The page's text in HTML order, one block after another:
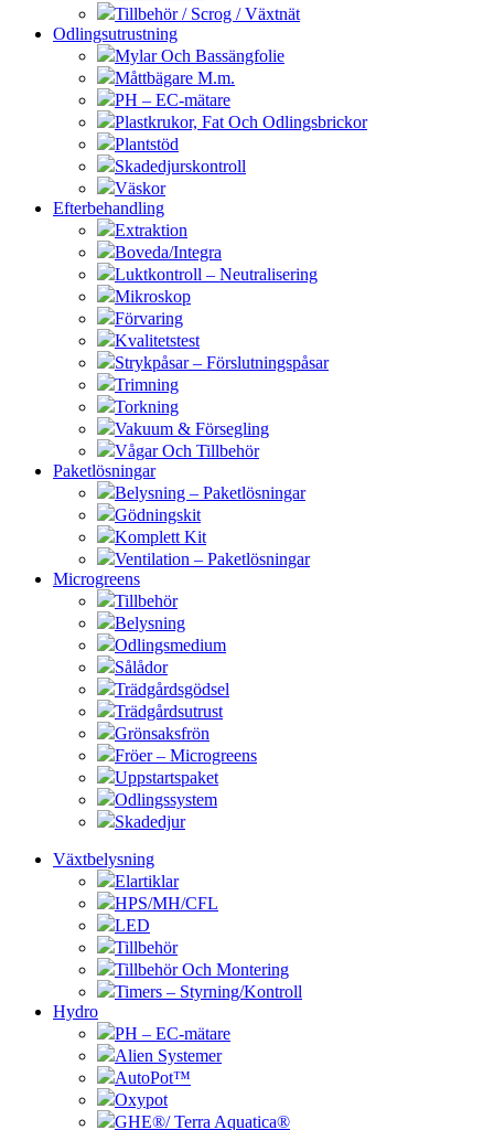
Tillbehör / Scrog / Växtnät
Odlingsutrustning
Mylar Och Bassängfolie
Måttbägare M.m.
PH – EC-mätare
Plastkrukor, Fat Och Odlingsbrickor
Plantstöd
Skadedjurskontroll
Väskor
Efterbehandling
Extraktion
Boveda/Integra
Luktkontroll – Neutralisering
Mikroskop
Förvaring
Kvalitetstest
Strykpåsar – Förslutningspåsar
Trimning
Torkning
Vakuum & Försegling
Vågar Och Tillbehör
Paketlösningar
Belysning – Paketlösningar
Gödningskit
Komplett Kit
Ventilation – Paketlösningar
Microgreens
Tillbehör
Belysning
Odlingsmedium
Sålådor
Trädgårdsgödsel
Trädgårdsutrust
Grönsaksfrön
Fröer – Microgreens
Uppstartspaket
Odlingssystem
Skadedjur
Växtbelysning
Elartiklar
HPS/MH/CFL
LED
Tillbehör
Tillbehör Och Montering
Timers – Styrning/Kontroll
Hydro
PH – EC-mätare
Alien Systemer
AutoPot™
Oxypot
GHE®/ Terra Aquatica®